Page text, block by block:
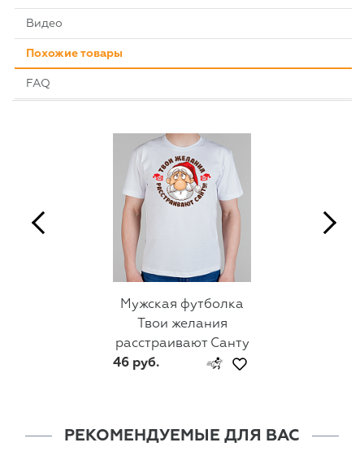
Видео
Похожие товары
FAQ
Мужская футболка
Твои желания
расстраивают Санту
46 руб.
РЕКОМЕНДУЕМЫЕ ДЛЯ ВАС